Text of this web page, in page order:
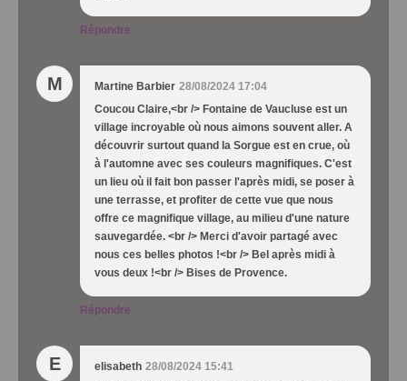
Répondre
M Martine Barbier 28/08/2024 17:04
Coucou Claire,<br /> Fontaine de Vaucluse est un
village incroyable où nous aimons souvent aller. A
découvrir surtout quand la Sorgue est en crue, où
à l'automne avec ses couleurs magnifiques. C'est
un lieu où il fait bon passer l'après midi, se poser à
une terrasse, et profiter de cette vue que nous
offre ce magnifique village, au milieu d'une nature
sauvegardée. <br /> Merci d'avoir partagé avec
nous ces belles photos !<br /> Bel après midi à
vous deux !<br /> Bises de Provence.
Répondre
E elisabeth 28/08/2024 15:41